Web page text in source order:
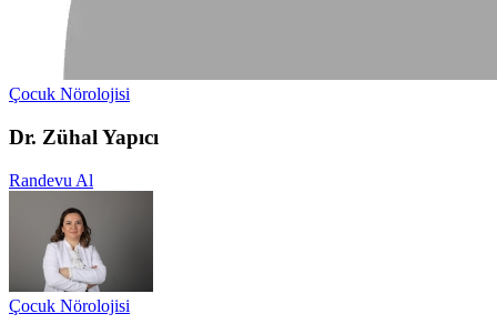
Çocuk Nörolojisi
Dr. Zühal Yapıcı
Randevu Al
Çocuk Nörolojisi